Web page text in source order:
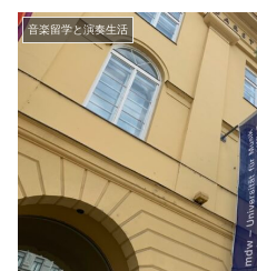
音楽留学と演奏生活